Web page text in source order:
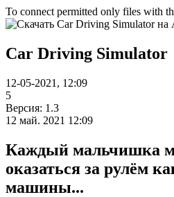
To connect permitted only files with
Car Driving Simulator
12-05-2021, 12:09
5
Версия: 1.3
12 май. 2021 12:09
Каждый мальчишка
оказаться за рулём
машины...